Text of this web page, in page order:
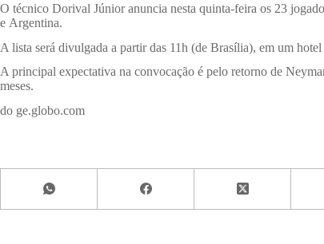
O técnico Dorival Júnior anuncia nesta quinta-feira os 23
e Argentina.
A lista será divulgada a partir das 11h (de Brasília), em um
A principal expectativa na convocação é pelo retorno de
meses.
do ge.globo.com